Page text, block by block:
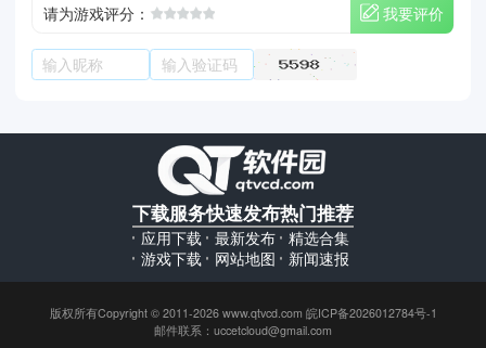
请为游戏评分：
我要评价
下载服务
应用下载
游戏下载
快速发布
最新发布
网站地图
热门推荐
精选合集
新闻速报
版权所有Copyright © 2011-2026 www.qtvcd.com 皖ICP备2026012784号-1
邮件联系：uccetcloud@gmail.com